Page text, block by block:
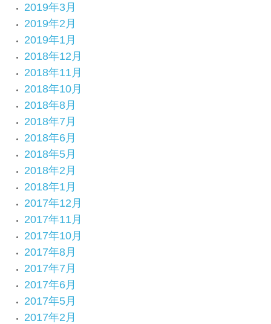
2019年3月
2019年2月
2019年1月
2018年12月
2018年11月
2018年10月
2018年8月
2018年7月
2018年6月
2018年5月
2018年2月
2018年1月
2017年12月
2017年11月
2017年10月
2017年8月
2017年7月
2017年6月
2017年5月
2017年2月